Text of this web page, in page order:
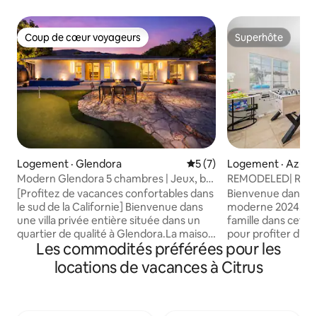
Coup de cœur voyageurs
Coup de cœur voyageurs
Logement · Glendora Note moyenne de 5 sur
5 (7)
Modern Glendora 5 chambres | Jeux, bar
et cour avec barbecue
[Profitez de vacances confortables dans
le sud de la Californie] Bienvenue dans
une villa privée entière située dans un
quartier de qualité à Glendora.La maison
dispose d'un salon confortable, d'une
cuisine moderne, de 5 belles chambres,
d'une grande armoire et d'un grand
Superhôte
Superhôte
Logement · Azusa
REMODELED|
3B1BA| Laver et
Individuel | Hôte
Confortable
Bienvenue dans
moderne 2024!
famille dans
pour profiter d'un
d'activités
1 salle de bain -
King, 1 lit Queen,
Les commodités préférées pour les
locations de vacances à Citrus